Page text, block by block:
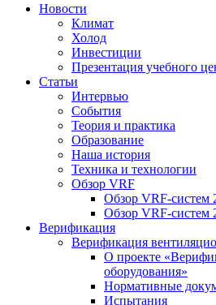
Новости
Климат
Холод
Инвестиции
Презентация учебного
Статьи
Интервью
События
Теория и практика
Образование
Наша история
Техника и технологии
Обзор VRF
Обзор VRF-систем
Обзор VRF-систем
Верификация
Верификация
О проекте
оборудования»
Нормативные
Испытания